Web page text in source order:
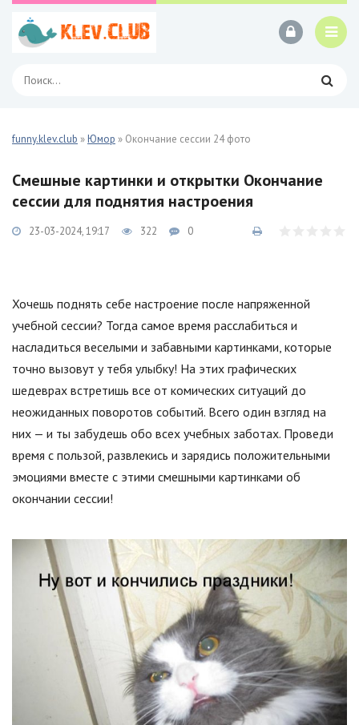
funny.klev.club »Юмор » Окончание сессии 24 фото
Смешные картинки и открытки Окончание
сессии для поднятия настроения
23-03-2024, 19:17 322 0
Хочешь поднять себе настроение после напряженной
учебной сессии? Тогда самое время расслабиться и
насладиться веселыми и забавными картинками, которые
точно вызовут у тебя улыбку! На этих графических
шедеврах встретишь все от комических ситуаций до
неожиданных поворотов событий. Всего один взгляд на
них — и ты забудешь обо всех учебных заботах. Проведи
время с пользой, развлекись и зарядись положительными
эмоциями вместе с этими смешными картинками об
окончании сессии!